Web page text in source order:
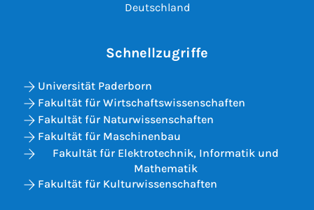
Deutschland
Schnellzugriffe
Universität Paderborn
Fakultät für Wirtschaftswissenschaften
Fakultät für Naturwissenschaften
Fakultät für Maschinenbau
Fakultät für Elektrotechnik, Informatik und
Mathematik
Fakultät für Kulturwissenschaften